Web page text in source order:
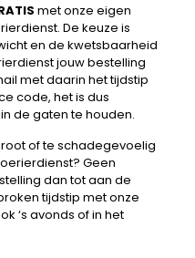
met onze eigen
De keuze is
en de kwetsbaarheid
jouw bestelling
met daarin het tijdstip
code, het is dus
de gaten te houden.
of te schadegevoelig
Geen
dan tot aan de
tijdstip met onze
‘s avonds of in het